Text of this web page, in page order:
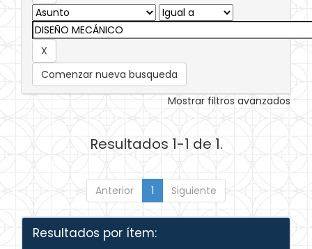
Comenzar nueva busqueda
Mostrar filtros avanzados
Resultados 1-1 de 1.
Anterior 1 Siguiente
Resultados por ítem: